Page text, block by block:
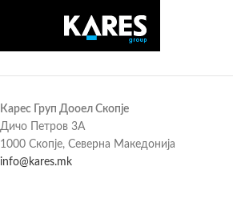
Карес Груп Дооел Скопје
Дичо Петров 3А
1000 Скопје, Северна Македонија
info@kares.mk